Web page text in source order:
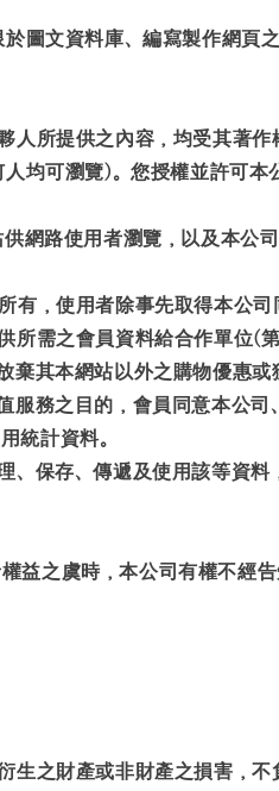
文資料庫、編寫製作網頁
所提供之內容，均受其著作
均可瀏覽)。您授權並許可
網路使用者瀏覽，以及本公
，使用者除事先取得本公司
需之會員資料給合作單位(
其本網站以外之購物優惠或
務之目的，會員同意本公
統計資料。
保存、傳遞及使用該等資
之虞時，本公司有權不經
之財產或非財產之損害，不